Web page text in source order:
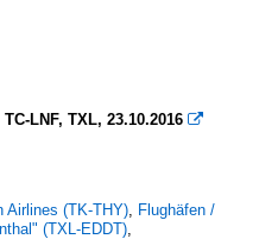
LNF, TXL, 23.10.2016 
Airlines (TK-THY), Flughäfen /
(TXL-EDDT),